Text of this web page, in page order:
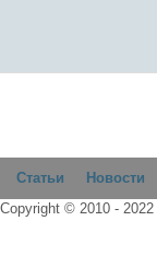
Статьи Новости
Copyright © 2010 - 2022